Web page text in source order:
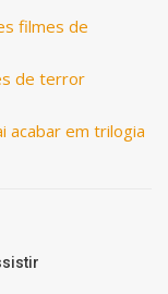
filmes de
de terror
acabar em trilogia